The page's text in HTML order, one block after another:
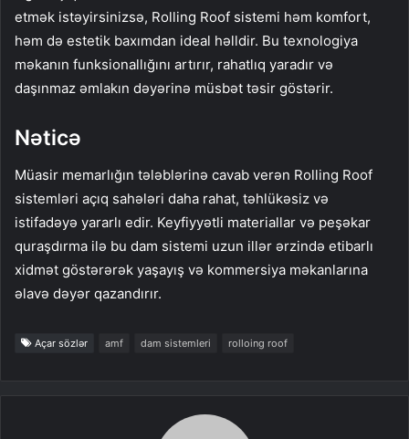
etmək istəyirsinizsə, Rolling Roof sistemi həm komfort,
həm də estetik baxımdan ideal həlldir. Bu texnologiya
məkanın funksionallığını artırır, rahatlıq yaradır və
daşınmaz əmlakın dəyərinə müsbət təsir göstərir.
Nəticə
Müasir memarlığın tələblərinə cavab verən Rolling Roof
sistemləri açıq sahələri daha rahat, təhlükəsiz və
istifadəyə yararlı edir. Keyfiyyətli materiallar və peşəkar
quraşdırma ilə bu dam sistemi uzun illər ərzində etibarlı
xidmət göstərərək yaşayış və kommersiya məkanlarına
əlavə dəyər qazandırır.
Açar sözlər amf dam sistemleri rolloing roof